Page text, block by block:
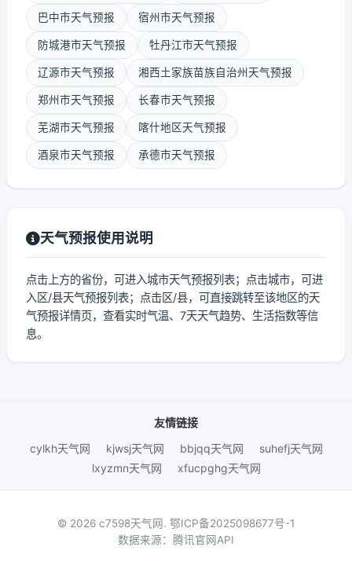
巴中市天气预报 宿州市天气预报
防城港市天气预报 牡丹江市天气预报
辽源市天气预报 湘西土家族苗族自治州天气预报
郑州市天气预报 长春市天气预报
芜湖市天气预报 喀什地区天气预报
酒泉市天气预报 承德市天气预报
天气预报使用说明
点击上方的省份，可进入城市天气预报列表；点击城市，可进
入区/县天气预报列表；点击区/县，可直接跳转至该地区的天
气预报详情页，查看实时气温、7天天气趋势、生活指数等信
息。
友情链接
cylkh天气网
kjwsj天气网 bbjqq天气网
suhefj天气网
lxyzmn天气网
xfucpghg天气网
© 2026 c7598天气网. 鄂ICP备2025098677号-1
数据来源：腾讯官网API